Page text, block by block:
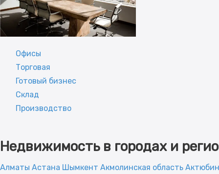
Офисы
Торговая
Готовый бизнес
Склад
Производство
Недвижимость в городах и
Алматы Астана Шымкент Акмолинская область